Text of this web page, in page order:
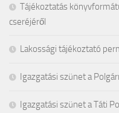
Tájékoztatás
cseréjéről
Lakossági tájékoztató
Igazgatási szünet a
Igazgatási szünet a Táti